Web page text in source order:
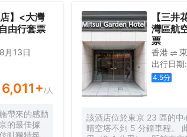
酒店都不
晚間時分還可欣賞如寶石
便利店及藥粧店雲集於酒
】<大灣
由行套票
月13日
6,011+/人
帶來的感動
的最佳據
町獨特氛
【三
灣區航
票
香港
出行日期:
4.5分
該酒店位於東京 23 區的
晴空塔不到 5 分鐘車程。